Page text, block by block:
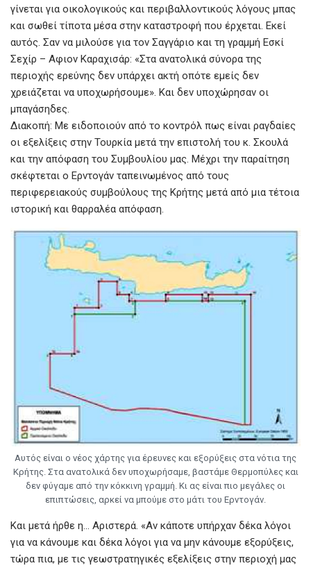
γίνεται για οικολογικούς και περιβαλλοντικούς λόγους μπας
και σωθεί τίποτα μέσα στην καταστροφή που έρχεται. Εκεί
αυτός. Σαν να μιλούσε για τον Σαγγάριο και τη γραμμή Εσκί
Σεχίρ – Αφιον Καραχισάρ: «Στα ανατολικά σύνορα της
περιοχής ερεύνης δεν υπάρχει ακτή οπότε εμείς δεν
χρειάζεται να υποχωρήσουμε». Και δεν υποχώρησαν οι
μπαγάσηδες.
Διακοπή: Με ειδοποιούν από το κοντρόλ πως είναι ραγδαίες
οι εξελίξεις στην Τουρκία μετά την επιστολή του κ. Σκουλά
και την απόφαση του Συμβουλίου μας. Μέχρι την παραίτηση
σκέφτεται ο Ερντογάν ταπεινωμένος από τους
περιφερειακούς συμβούλους της Κρήτης μετά από μια τέτοια
ιστορική και θαρραλέα απόφαση.
Αυτός είναι ο νέος χάρτης για έρευνες και εξορύξεις στα νότια της
Κρήτης. Στα ανατολικά δεν υποχωρήσαμε, βαστάμε Θερμοπύλες και
δεν φύγαμε από την κόκκινη γραμμή. Κι ας είναι πιο μεγάλες οι
επιπτώσεις, αρκεί να μπούμε στο μάτι του Ερντογάν.
Και μετά ήρθε η… Αριστερά. «Αν κάποτε υπήρχαν δέκα λόγοι
για να κάνουμε και δέκα λόγοι για να μην κάνουμε εξορύξεις,
τώρα πια, με τις γεωστρατηγικές εξελίξεις στην περιοχή μας